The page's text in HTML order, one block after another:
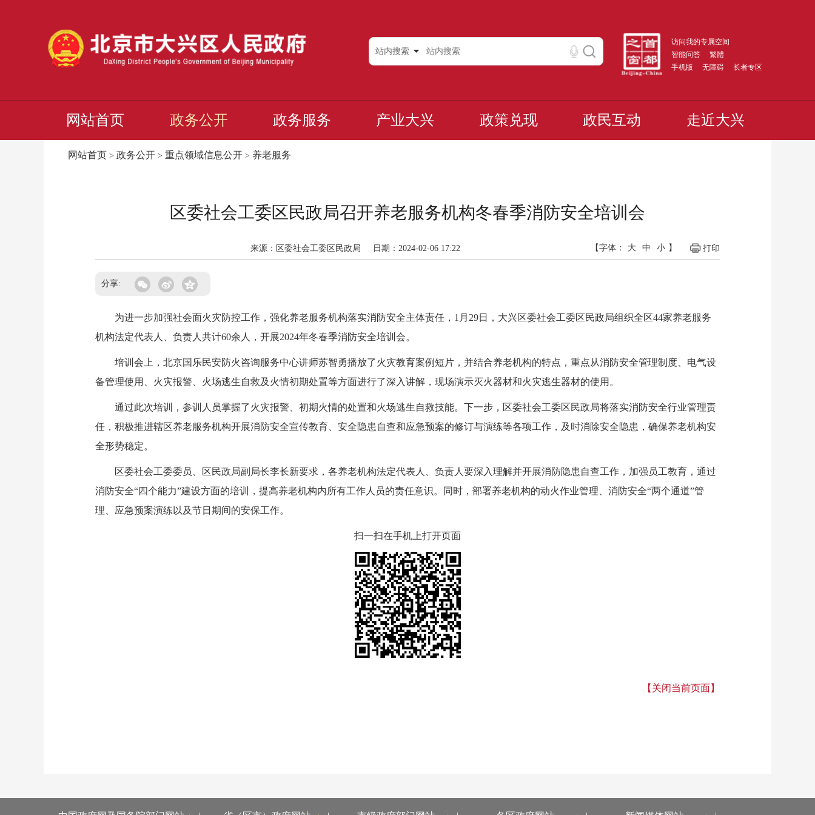
访问我的专属空间
智能问答
繁體
手机版
无障碍 长者专区
站内搜索
网站首页 政务公开 政务服务 产业大兴 政策兑现 政民互动 走近大兴
网站首页 > 政务公开 > 重点领域信息公开 > 养老服务
区委社会工委区民政局召开养老服务机构冬春季消防安全培训会
来源：区委社会工委区民政局 日期：2024-02-06 17:22 打印
【字体： 大 中 小 】
分享:
为进一步加强社会面火灾防控工作，强化养老服务机构落实消防安全主体责任，1月29日，大兴区委社会工委区民政局组织全区44家养老服务
机构法定代表人、负责人共计60余人，开展2024年冬春季消防安全培训会。
培训会上，北京国乐民安防火咨询服务中心讲师苏智勇播放了火灾教育案例短片，并结合养老机构的特点，重点从消防安全管理制度、电气设
备管理使用、火灾报警、火场逃生自救及火情初期处置等方面进行了深入讲解，现场演示灭火器材和火灾逃生器材的使用。
通过此次培训，参训人员掌握了火灾报警、初期火情的处置和火场逃生自救技能。下一步，区委社会工委区民政局将落实消防安全行业管理责
任，积极推进辖区养老服务机构开展消防安全宣传教育、安全隐患自查和应急预案的修订与演练等各项工作，及时消除安全隐患，确保养老机构安
全形势稳定。
区委社会工委委员、区民政局副局长李长新要求，各养老机构法定代表人、负责人要深入理解并开展消防隐患自查工作，加强员工教育，通过
消防安全“四个能力”建设方面的培训，提高养老机构内所有工作人员的责任意识。同时，部署养老机构的动火作业管理、消防安全“两个通道”管
理、应急预案演练以及节日期间的安保工作。
扫一扫在手机上打开页面
【关闭当前页面】